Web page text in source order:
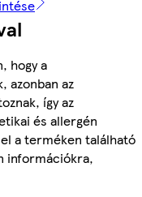
hogy a
azonban az
így az
és allergén
a terméken található
információkra,